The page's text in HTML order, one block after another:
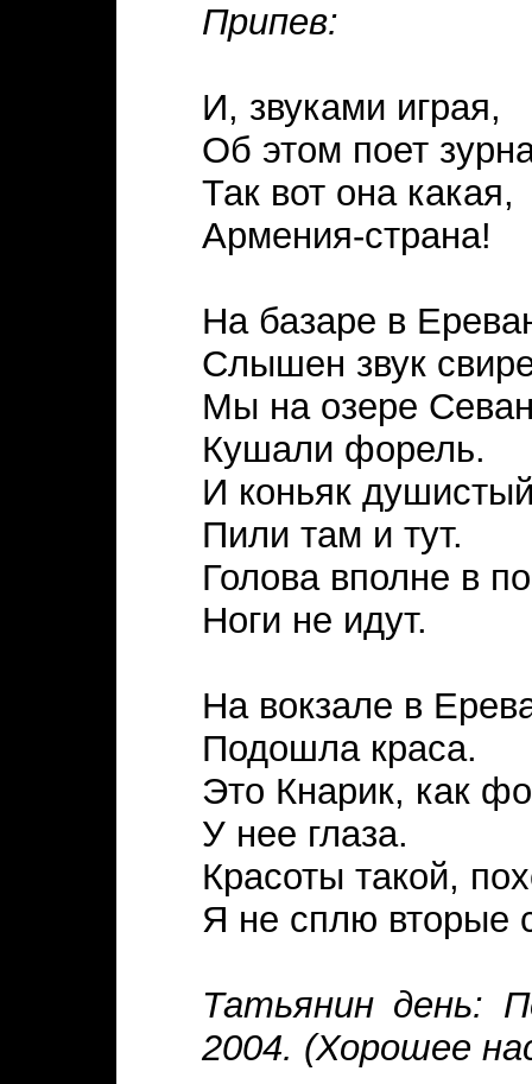
Припев:
И, звуками играя,
Об этом поет
Так вот она какая,
Армения-страна!
На базаре в
Слышен звук
Мы на озере
Кушали форель.
И коньяк
Пили там и тут.
Голова вполне в
Ноги не идут.
На вокзале в
Подошла краса.
Это Кнарик, как
У нее глаза.
Красоты такой,
Я не сплю вторые
Татьянин день:
2004. (Хорошее